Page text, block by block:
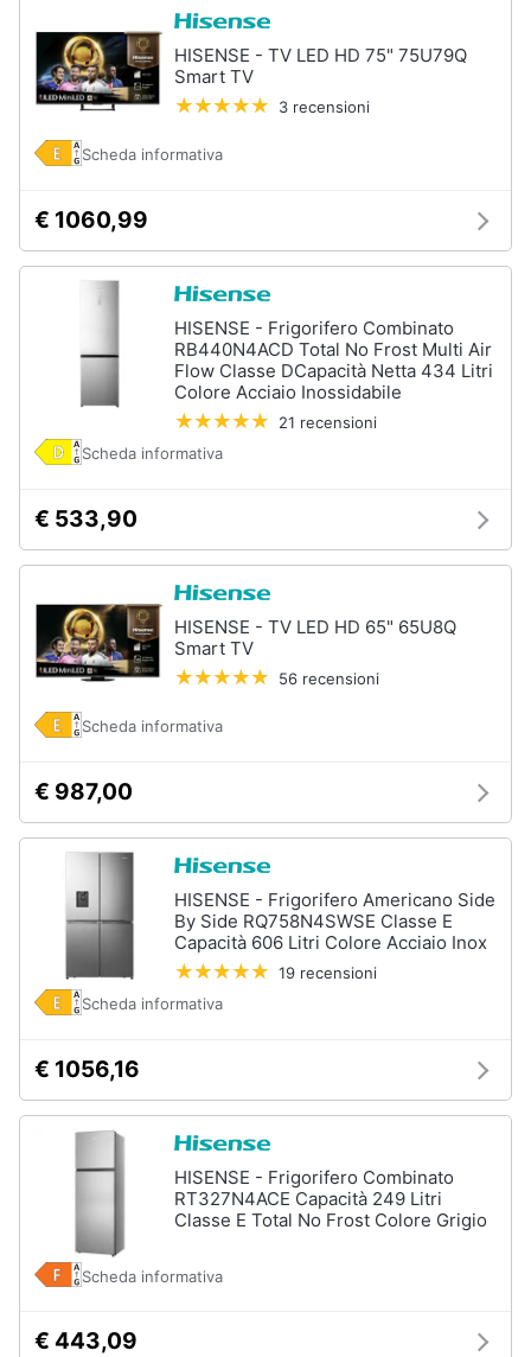
HISENSE - TV LED HD 75" 75U79Q
Smart TV
3 recensioni
Scheda informativa
€ 1060,99
HISENSE - Frigorifero Combinato
RB440N4ACD Total No Frost Multi Air
Flow Classe DCapacità Netta 434 Litri
Colore Acciaio Inossidabile
21 recensioni
Scheda informativa
€ 533,90
HISENSE - TV LED HD 65" 65U8Q
Smart TV
56 recensioni
Scheda informativa
€ 987,00
HISENSE - Frigorifero Americano Side
By Side RQ758N4SWSE Classe E
Capacità 606 Litri Colore Acciaio Inox
19 recensioni
Scheda informativa
€ 1056,16
HISENSE - Frigorifero Combinato
RT327N4ACE Capacità 249 Litri
Classe E Total No Frost Colore Grigio
Scheda informativa
€ 443,09